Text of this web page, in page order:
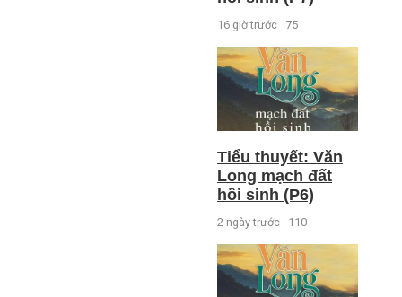
16 giờ trước 75
Tiểu thuyết: Văn
Long mạch đất
hồi sinh (P6)
2 ngày trước 110